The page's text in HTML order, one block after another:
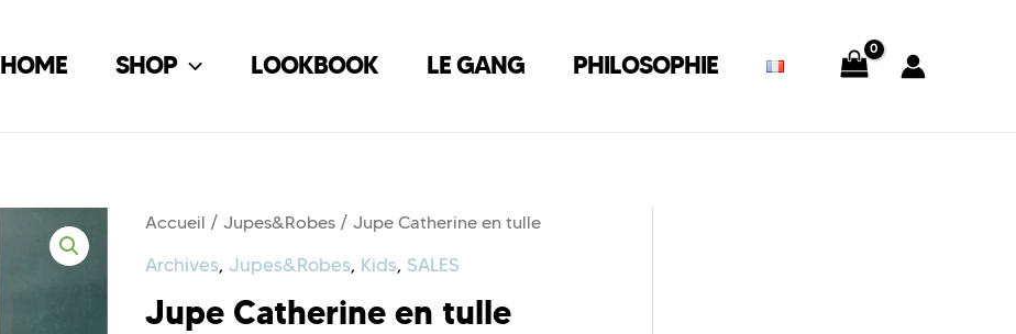
HOME SHOP LOOKBOOK LE GANG PHILOSOPHIE
Accueil /Jupes&Robes / Jupe Catherine en tulle
Archives,Jupes&Robes, Kids, SALES
Jupe Catherine en tulle